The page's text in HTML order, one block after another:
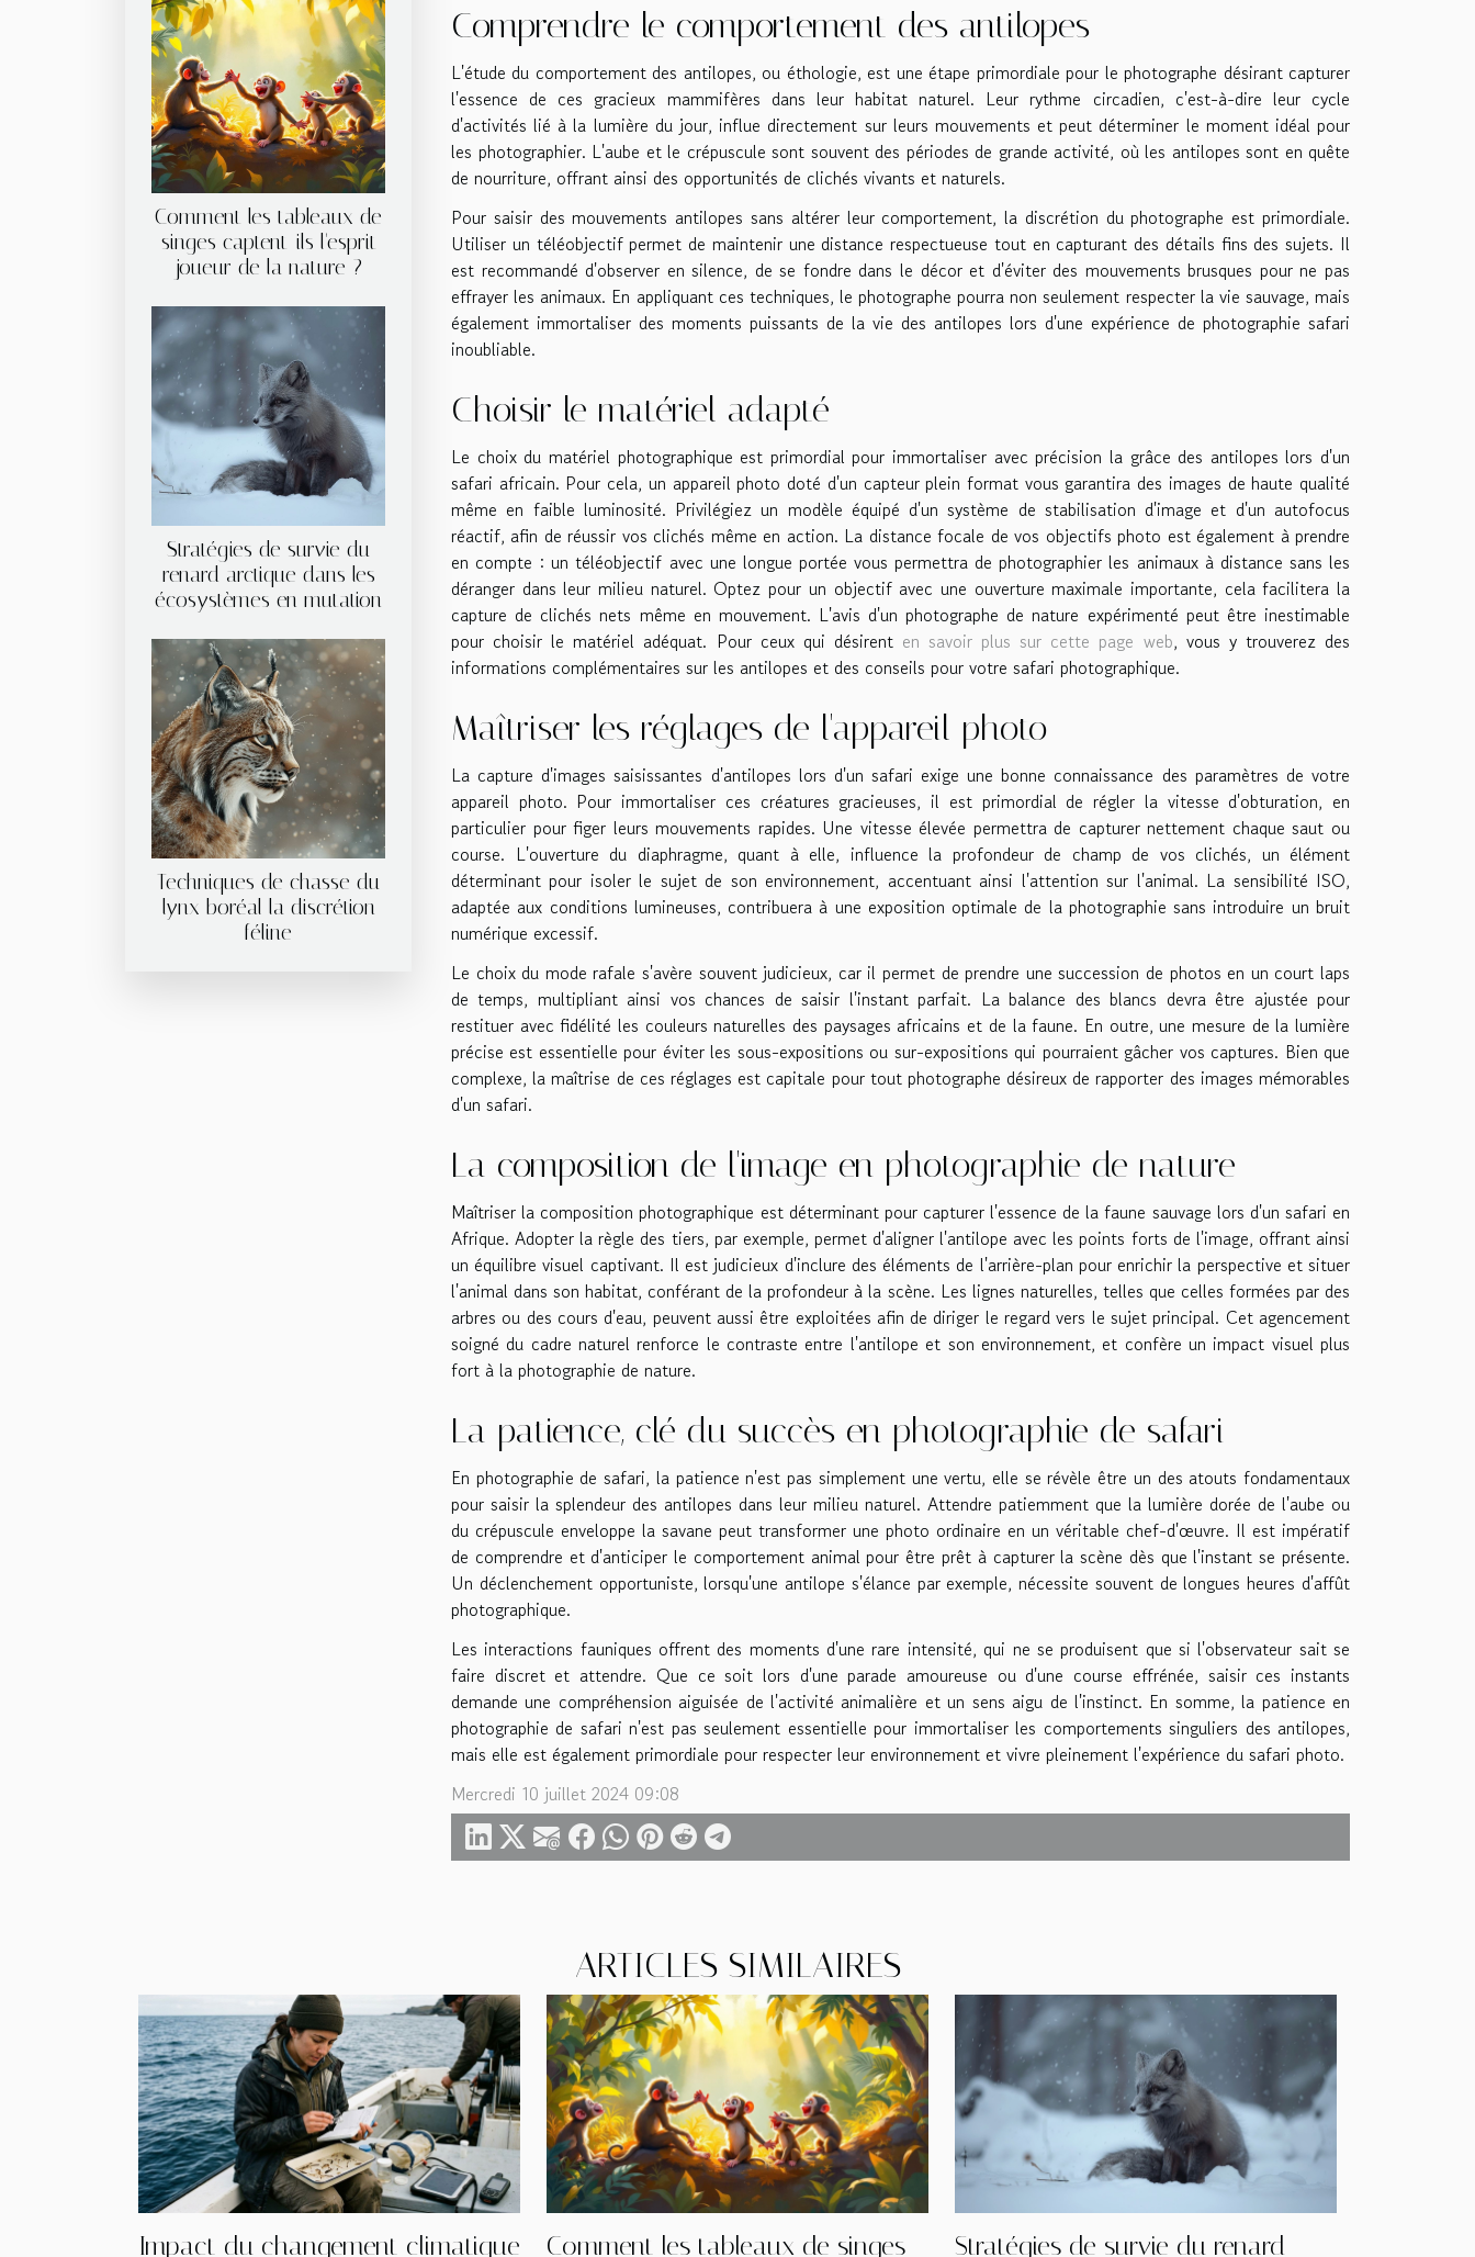
Comment les tableaux de
singes captent-ils l'esprit
joueur de la nature ?
Stratégies de survie du
renard arctique dans les
écosystèmes en mutation
Techniques de chasse du
lynx boréal la discrétion
féline
Comprendre le comportement des antilopes
L'étude du comportement des antilopes, ou éthologie, est une étape primordiale pour le photographe désirant capturer
l'essence de ces gracieux mammifères dans leur habitat naturel. Leur rythme circadien, c'est-à-dire leur cycle
d'activités lié à la lumière du jour, influe directement sur leurs mouvements et peut déterminer le moment idéal pour
les photographier. L'aube et le crépuscule sont souvent des périodes de grande activité, où les antilopes sont en quête
de nourriture, offrant ainsi des opportunités de clichés vivants et naturels.
Pour saisir des mouvements antilopes sans altérer leur comportement, la discrétion du photographe est primordiale.
Utiliser un téléobjectif permet de maintenir une distance respectueuse tout en capturant des détails fins des sujets. Il
est recommandé d'observer en silence, de se fondre dans le décor et d'éviter des mouvements brusques pour ne pas
effrayer les animaux. En appliquant ces techniques, le photographe pourra non seulement respecter la vie sauvage, mais
également immortaliser des moments puissants de la vie des antilopes lors d'une expérience de photographie safari
inoubliable.
Choisir le matériel adapté
Le choix du matériel photographique est primordial pour immortaliser avec précision la grâce des antilopes lors d'un
safari africain. Pour cela, un appareil photo doté d'un capteur plein format vous garantira des images de haute qualité
même en faible luminosité. Privilégiez un modèle équipé d'un système de stabilisation d'image et d'un autofocus
réactif, afin de réussir vos clichés même en action. La distance focale de vos objectifs photo est également à prendre
en compte : un téléobjectif avec une longue portée vous permettra de photographier les animaux à distance sans les
déranger dans leur milieu naturel. Optez pour un objectif avec une ouverture maximale importante, cela facilitera la
capture de clichés nets même en mouvement. L'avis d'un photographe de nature expérimenté peut être inestimable
pour choisir le matériel adéquat. Pour ceux qui désirent en savoir plus sur cette page web, vous y trouverez des
informations complémentaires sur les antilopes et des conseils pour votre safari photographique.
Maîtriser les réglages de l'appareil photo
La capture d'images saisissantes d'antilopes lors d'un safari exige une bonne connaissance des paramètres de votre
appareil photo. Pour immortaliser ces créatures gracieuses, il est primordial de régler la vitesse d'obturation, en
particulier pour figer leurs mouvements rapides. Une vitesse élevée permettra de capturer nettement chaque saut ou
course. L'ouverture du diaphragme, quant à elle, influence la profondeur de champ de vos clichés, un élément
déterminant pour isoler le sujet de son environnement, accentuant ainsi l'attention sur l'animal. La sensibilité ISO,
adaptée aux conditions lumineuses, contribuera à une exposition optimale de la photographie sans introduire un bruit
numérique excessif.
Le choix du mode rafale s'avère souvent judicieux, car il permet de prendre une succession de photos en un court laps
de temps, multipliant ainsi vos chances de saisir l'instant parfait. La balance des blancs devra être ajustée pour
restituer avec fidélité les couleurs naturelles des paysages africains et de la faune. En outre, une mesure de la lumière
précise est essentielle pour éviter les sous-expositions ou sur-expositions qui pourraient gâcher vos captures. Bien que
complexe, la maîtrise de ces réglages est capitale pour tout photographe désireux de rapporter des images mémorables
d'un safari.
La composition de l'image en photographie de nature
Maîtriser la composition photographique est déterminant pour capturer l'essence de la faune sauvage lors d'un safari en
Afrique. Adopter la règle des tiers, par exemple, permet d'aligner l'antilope avec les points forts de l'image, offrant ainsi
un équilibre visuel captivant. Il est judicieux d'inclure des éléments de l'arrière-plan pour enrichir la perspective et situer
l'animal dans son habitat, conférant de la profondeur à la scène. Les lignes naturelles, telles que celles formées par des
arbres ou des cours d'eau, peuvent aussi être exploitées afin de diriger le regard vers le sujet principal. Cet agencement
soigné du cadre naturel renforce le contraste entre l'antilope et son environnement, et confère un impact visuel plus
fort à la photographie de nature.
La patience, clé du succès en photographie de safari
En photographie de safari, la patience n'est pas simplement une vertu, elle se révèle être un des atouts fondamentaux
pour saisir la splendeur des antilopes dans leur milieu naturel. Attendre patiemment que la lumière dorée de l'aube ou
du crépuscule enveloppe la savane peut transformer une photo ordinaire en un véritable chef-d'œuvre. Il est impératif
de comprendre et d'anticiper le comportement animal pour être prêt à capturer la scène dès que l'instant se présente.
Un déclenchement opportuniste, lorsqu'une antilope s'élance par exemple, nécessite souvent de longues heures d'affût
photographique.
Les interactions fauniques offrent des moments d'une rare intensité, qui ne se produisent que si l'observateur sait se
faire discret et attendre. Que ce soit lors d'une parade amoureuse ou d'une course effrénée, saisir ces instants
demande une compréhension aiguisée de l'activité animalière et un sens aigu de l'instinct. En somme, la patience en
photographie de safari n'est pas seulement essentielle pour immortaliser les comportements singuliers des antilopes,
mais elle est également primordiale pour respecter leur environnement et vivre pleinement l'expérience du safari photo.
Mercredi 10 juillet 2024 09:08
ARTICLES SIMILAIRES
Impact du changement climatique Comment les tableaux de singes Stratégies de survie du renard